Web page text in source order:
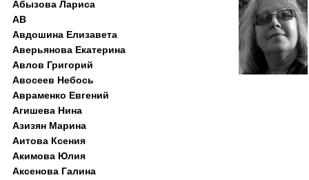
Абызова Лариса
АВ
Авдошина Елизавета
Аверьянова Екатерина
Авлов Григорий
Авосеев Небось
Авраменко Евгений
Агишева Нина
Азизян Марина
Аитова Ксения
Акимова Юлия
Аксенова Галина